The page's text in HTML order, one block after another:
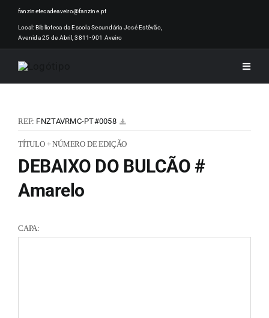
Skip
content
fanzinetecadeaveiro@fanzine.pt
Local: Biblioteca da Escola Secundária José Estêvão,
Avenida 25 de Abril, 3811-901 Aveiro
Toggle
REF: FNZTAVRMC-PT#0058
TÍTULO + NÚMERO DE EDIÇÃO
DEBAIXO DO BULCÃO #
Amarelo
CAPA: